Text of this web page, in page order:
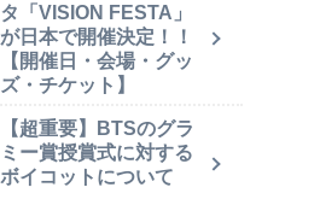
タ「VISION FESTA」
が日本で開催決定！！
【開催日・会場・グッ
ズ・チケット】
【超重要】BTSのグラ
ミー賞授賞式に対する
ボイコットについて